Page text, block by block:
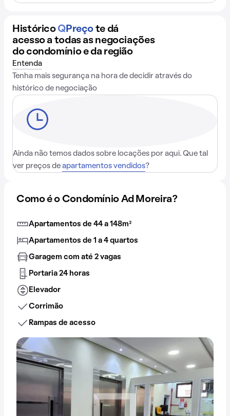
Histórico QPreço te dá
acesso a todas as negociações
do condomínio e da região
Entenda
Tenha mais segurança na hora de decidir através do
histórico de negociação
Ainda não temos dados sobre locações por aqui. Que tal
ver preços de apartamentos vendidos?
Como é o Condomínio Ad Moreira?
Apartamentos de 44 a 148m²
Apartamentos de 1 a 4 quartos
Garagem com até 2 vagas
Portaria 24 horas
Elevador
Corrimão
Rampas de acesso